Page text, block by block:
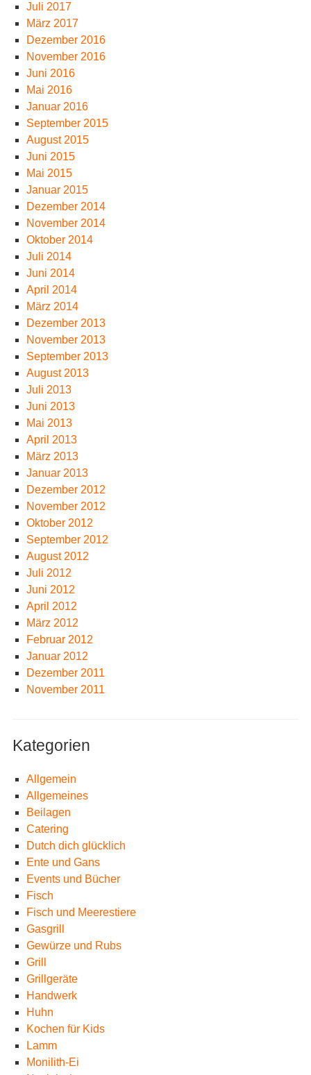
Juli 2017
März 2017
Dezember 2016
November 2016
Juni 2016
Mai 2016
Januar 2016
September 2015
August 2015
Juni 2015
Mai 2015
Januar 2015
Dezember 2014
November 2014
Oktober 2014
Juli 2014
Juni 2014
April 2014
März 2014
Dezember 2013
November 2013
September 2013
August 2013
Juli 2013
Juni 2013
Mai 2013
April 2013
März 2013
Januar 2013
Dezember 2012
November 2012
Oktober 2012
September 2012
August 2012
Juli 2012
Juni 2012
April 2012
März 2012
Februar 2012
Januar 2012
Dezember 2011
November 2011
Kategorien
Allgemein
Allgemeines
Beilagen
Catering
Dutch dich glücklich
Ente und Gans
Events und Bücher
Fisch
Fisch und Meerestiere
Gasgrill
Gewürze und Rubs
Grill
Grillgeräte
Handwerk
Huhn
Kochen für Kids
Lamm
Monilith-Ei